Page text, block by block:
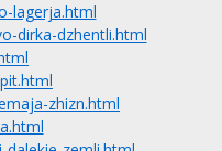
lagerja.html
dirka-dzhentli.html
zhizn.html